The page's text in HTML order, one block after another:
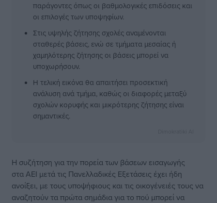
παράγοντες όπως οι βαθμολογικές επιδόσεις και
οι επιλογές των υποψηφίων.
Στις υψηλής ζήτησης σχολές αναμένονται
σταθερές βάσεις, ενώ σε τμήματα μεσαίας ή
χαμηλότερης ζήτησης οι βάσεις μπορεί να
υποχωρήσουν.
Η τελική εικόνα θα απαιτήσει προσεκτική
ανάλυση ανά τμήμα, καθώς οι διαφορές μεταξύ
σχολών κορυφής και μικρότερης ζήτησης είναι
σημαντικές.
Η συζήτηση για την πορεία των βάσεων εισαγωγής
στα ΑΕΙ μετά τις Πανελλαδικές Εξετάσεις έχει ήδη
ανοίξει, με τους υποψήφιους και τις οικογένειές τους να
αναζητούν τα πρώτα σημάδια για το πού μπορεί να